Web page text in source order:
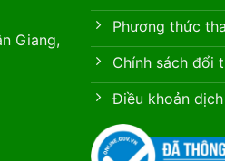
Giang,
Phương thức
Chính sách đổi
Điều khoản